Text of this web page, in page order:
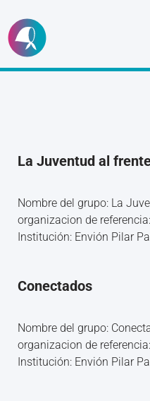
Ir
al
La Juventud al
Nombre del grupo: La
organizacion de
Institución: Envión Pilar
Conectados
Nombre del grupo:
organizacion de
Institución: Envión Pilar